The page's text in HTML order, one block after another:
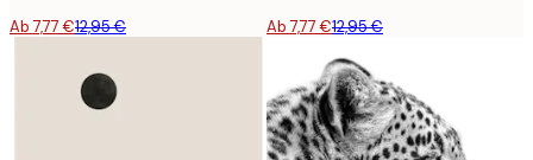
Ab 7,77 €12,95 € Ab 7,77 €12,95 €